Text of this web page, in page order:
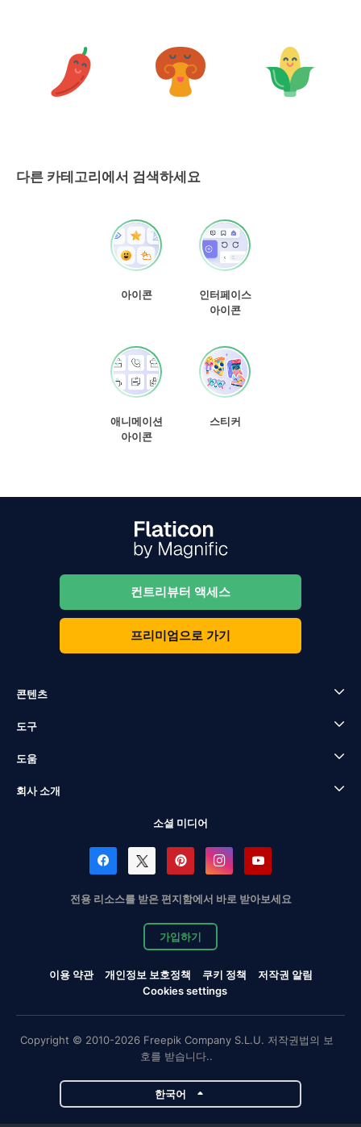
다른 카테고리에서 검색하세요
아이콘
인터페이스
아이콘
애니메이션
아이콘
스티커
컨트리뷰터 액세스
프리미엄으로 가기
콘텐츠
도구
도움
회사 소개
소셜 미디어
전용 리소스를 받은 편지함에서 바로 받아보세요
가입하기
이용 약관 개인정보 보호정책 쿠키 정책
저작권 알림
Cookies settings
Copyright © 2010-2026 Freepik Company S.L.U. 저작권법의 보
호를 받습니다..
한국어